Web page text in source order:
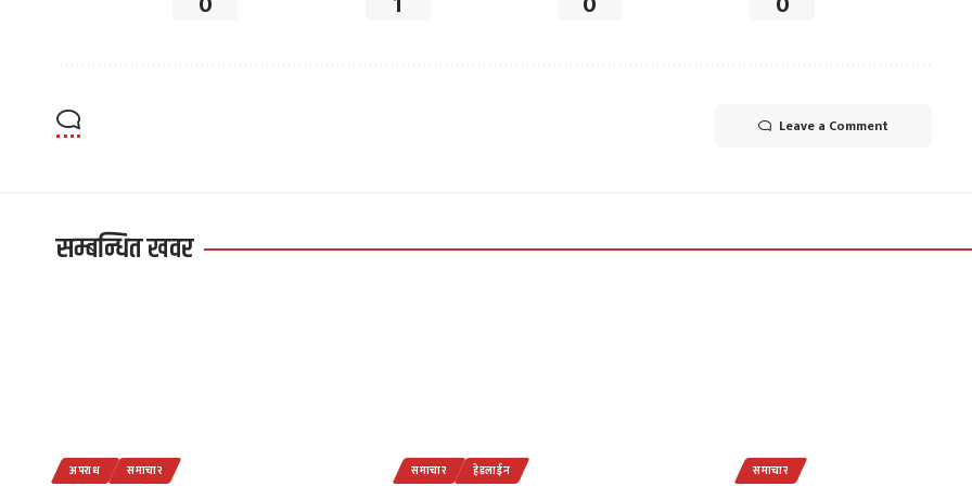
Leave a Comment
सम्बन्धित खवर
अपराध समाचार समाचार हेडलाईन समाचार